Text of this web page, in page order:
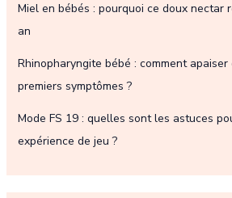
Miel en bébés : pourquoi ce doux nectar
an
Rhinopharyngite bébé : comment
premiers symptômes ?
Mode FS 19 : quelles sont les astuces
expérience de jeu ?